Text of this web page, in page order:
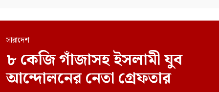
সারাদেশ
৮ কেজি গাঁজাসহ ইসলামী যুব
আন্দোলনের নেতা গ্রেফতার